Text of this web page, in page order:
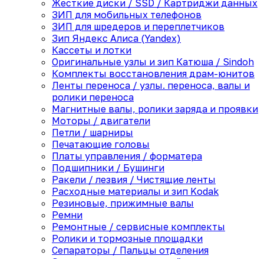
Жесткие диски / SSD / Картриджи данных
ЗИП для мобильных телефонов
ЗИП для шредеров и переплетчиков
Зип Яндекс Алиса (Yandex)
Кассеты и лотки
Оригинальные узлы и зип Катюша / Sindoh
Комплекты восстановления драм-юнитов
Ленты переноса / узлы. переноса, валы и
ролики переноса
Магнитные валы, ролики заряда и проявки
Моторы / двигатели
Петли / шарниры
Печатающие головы
Платы управления / форматера
Подшипники / Бушинги
Ракели / лезвия / Чистящие ленты
Расходные материалы и зип Kodak
Резиновые, прижимные валы
Ремни
Ремонтные / сервисные комплекты
Ролики и тормозные площадки
Сепараторы / Пальцы отделения